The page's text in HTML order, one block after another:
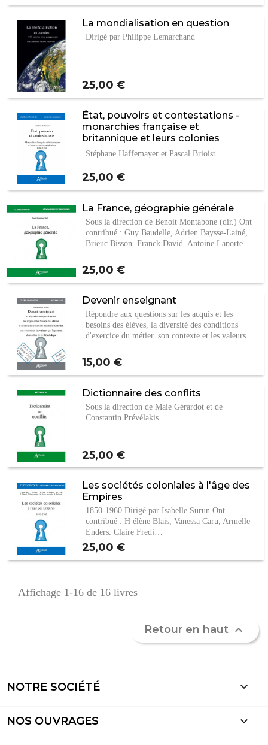
La mondialisation en question
Dirigé par Philippe Lemarchand
Prix
25,00 €
État, pouvoirs et contestations -
monarchies française et
britannique et leurs colonies
américaines
Stéphane Haffemayer et Pascal Brioist
Prix
25,00 €
La France, géographie générale
Sous la direction de Benoit Montabone (dir.) Ont
contribué : Guy Baudelle, Adrien Baysse-Lainé,
Brieuc Bisson, Franck David, Antoine Laporte,…
Prix
25,00 €
Devenir enseignant
Répondre aux questions sur les acquis et les
besoins des élèves, la diversité des conditions
d'exercice du métier, son contexte et les valeurs
Prix
15,00 €
Dictionnaire des conflits
Sous la direction de Maie Gérardot et de
Constantin Prévélakis.
Prix
25,00 €
Les sociétés coloniales à l'âge des
Empires
1850-1960 Dirigé par Isabelle Surun Ont
contribué : H élène Blais, Vanessa Caru, Armelle
Enders, Claire Fredj…
Prix
25,00 €
Affichage 1-16 de 16 livres
Retour en haut 
NOTRE SOCIÉTÉ 
NOS OUVRAGES 